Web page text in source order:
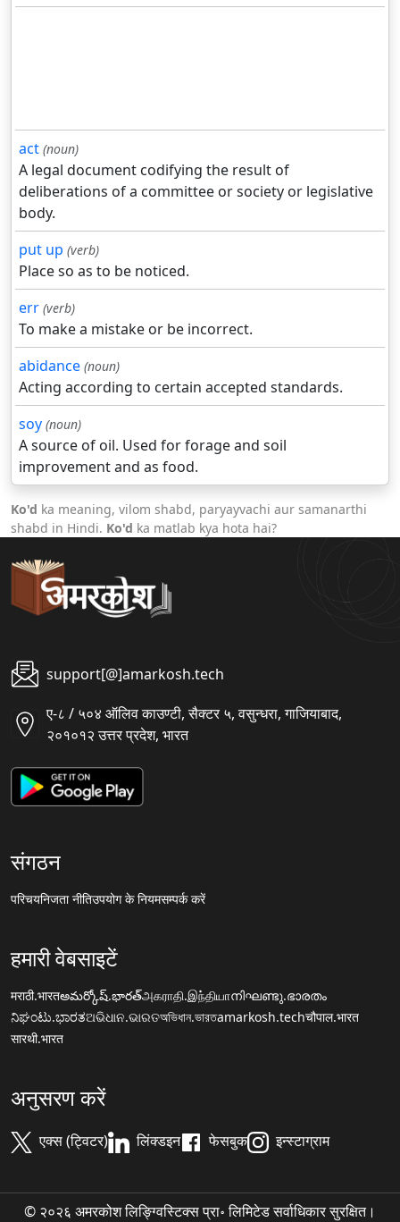
act (noun)
A legal document codifying the result of
deliberations of a committee or society or legislative
body.
put up (verb)
Place so as to be noticed.
err (verb)
To make a mistake or be incorrect.
abidance (noun)
Acting according to certain accepted standards.
soy (noun)
A source of oil. Used for forage and soil
improvement and as food.
Ko'd ka meaning, vilom shabd, paryayvachi aur samanarthi
shabd in Hindi. Ko'd ka matlab kya hota hai?
support[@]amarkosh.tech
ए-८ / ५०४ ऑलिव काउण्टी, सैक्टर ५, वसुन्धरा, गाजियाबाद,
२०१०१२ उत्तर प्रदेश, भारत
संगठन
परिचयनिजता नीतिउपयोग के नियमसम्पर्क करें
हमारी वेबसाइटें
मराठी.भारतఅమర్కోష్.భారత్அகராதி.இந்தியாനിഘണ്ടു.ഭാരതം
ನಿಘಂಟು.ಭಾರತଅଭିଧାନ.ଭାରତঅভিধান.ভারতamarkosh.techचौपाल.भारत
सारथी.भारत
अनुसरण करें
एक्स (ट्विटर) लिंक्डइन फेसबुक इन्स्टाग्राम
© २०२६ अमरकोश लिङ्ग्विस्टिक्स प्रा॰ लिमिटेड सर्वाधिकार सुरक्षित।